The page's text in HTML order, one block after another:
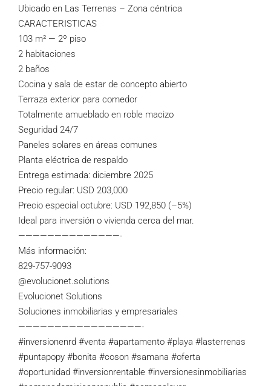
Ubicado en Las Terrenas – Zona céntrica
CARACTERISTICAS
103 m² — 2º piso
2 habitaciones
2 baños
Cocina y sala de estar de concepto abierto
Terraza exterior para comedor
Totalmente amueblado en roble macizo
Seguridad 24/7
Paneles solares en áreas comunes
Planta eléctrica de respaldo
Entrega estimada: diciembre 2025
Precio regular: USD 203,000
Precio especial octubre: USD 192,850 (–5%)
Ideal para inversión o vivienda cerca del mar.
——————————————-
Más información:
829-757-9093
@evolucionet.solutions
Evolucionet Solutions
Soluciones inmobiliarias y empresariales
—————————————————-
#inversionenrd #venta #apartamento #playa #lasterrenas
#puntapopy #bonita #coson #samana #oferta
#oportunidad #inversionrentable #inversionesinmobiliarias